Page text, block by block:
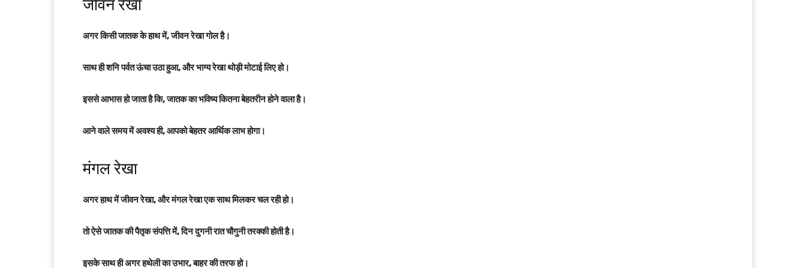
जीवन रेखा
अगर किसी जातक के हाथ में, जीवन रेखा गोल है।
साथ ही शनि पर्वत ऊंचा उठा हुआ, और भाग्य रेखा थोड़ी मोटाई लिए हो।
इससे आभास हो जाता है कि, जातक का भविष्य कितना बेहतरीन होने वाला है।
आने वाले समय में अवश्य ही, आपको बेहतर आर्थिक लाभ होगा।
मंगल रेखा
अगर हाथ में जीवन रेखा, और मंगल रेखा एक साथ मिलकर चल रही हो।
तो ऐसे जातक की पैतृक संपत्ति में, दिन दुगनी रात चौगुनी तरक्की होती है।
इसके साथ ही अगर हथेली का उभार, बाहर की तरफ हो।